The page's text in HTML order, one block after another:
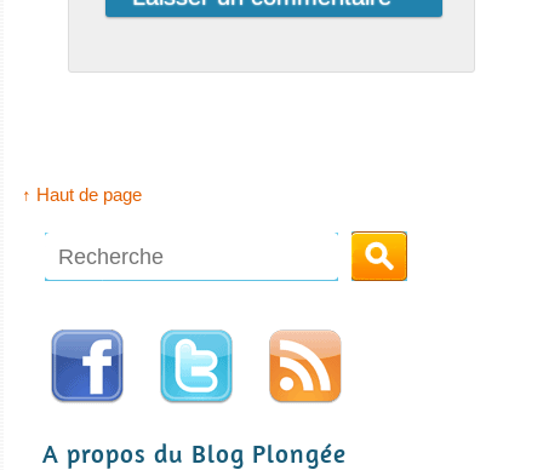
↑ Haut de page
A propos du Blog Plongée